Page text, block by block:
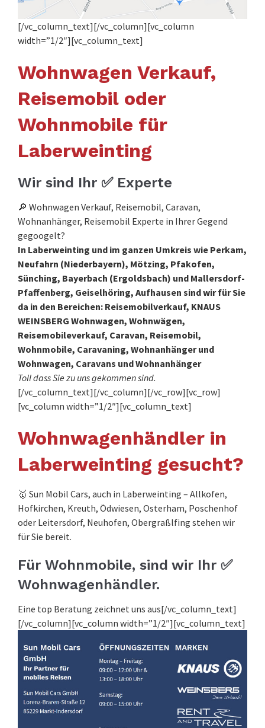
[/vc_column_text][/vc_column][vc_column
width=”1/2″][vc_column_text]
Wohnwagen Verkauf,
Reisemobil oder
Wohnmobile für
Laberweinting
Wir sind Ihr ✅ Experte
🔎 Wohnwagen Verkauf, Reisemobil, Caravan,
Wohnanhänger, Reisemobil Experte in Ihrer Gegend
gegoogelt?
In Laberweinting und im ganzen Umkreis wie Perkam,
Neufahrn (Niederbayern), Mötzing, Pfakofen,
Sünching, Bayerbach (Ergoldsbach) und Mallersdorf-
Pfaffenberg, Geiselhöring, Aufhausen sind wir für Sie
da in den Bereichen: Reisemobilverkauf, KNAUS
WEINSBERG Wohnwagen, Wohnwägen,
Reisemobileverkauf, Caravan, Reisemobil,
Wohnmobile, Caravaning, Wohnanhänger und
Wohnwagen, Caravans und Wohnanhänger
Toll dass Sie zu uns gekommen sind.
[/vc_column_text][/vc_column][/vc_row][vc_row]
[vc_column width=”1/2″][vc_column_text]
Wohnwagenhändler in
Laberweinting gesucht?
🥇 Sun Mobil Cars, auch in Laberweinting – Allkofen,
Hofkirchen, Kreuth, Ödwiesen, Osterham, Poschenhof
oder Leitersdorf, Neuhofen, Obergraßlfing stehen wir
für Sie bereit.
Für Wohnmobile, sind wir Ihr ✅
Wohnwagenhändler.
Eine top Beratung zeichnet uns aus[/vc_column_text]
[/vc_column][vc_column width=”1/2″][vc_column_text]